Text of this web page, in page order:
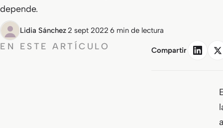
depende.
Lidia Sánchez·2 sept 2022·6 min de lectura
EN ESTE ARTÍCULO Compartir